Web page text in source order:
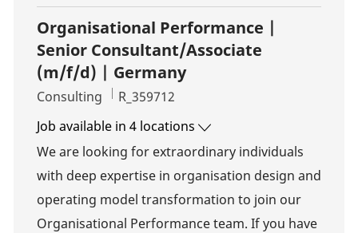
Organisational Performance |
Senior Consultant/Associate
(m/f/d) | Germany
Category
Consulting Job Id
R_359712
Job available in 4 locations
We are looking for extraordinary individuals
with deep expertise in organisation design and
operating model transformation to join our
Organisational Performance team. If you have